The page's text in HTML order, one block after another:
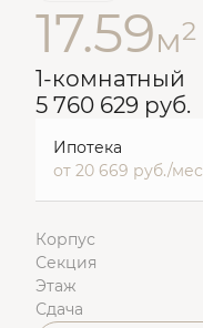
17.59м2
1-комнатный
5 760 629 руб.
Ипотека
от 20 669 руб./мес
Корпус
Секция
Этаж
Сдача